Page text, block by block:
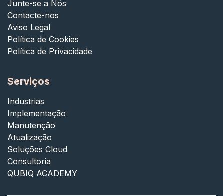
Serviços
Industrias
Implementação
Manutenção
Atualização
Soluções Cloud
Consultoria
QUBIQ ACADEMY
Junte-se a Nós
Contacte-nos
Aviso Legal
Política de Cookies
Política de Privacidade